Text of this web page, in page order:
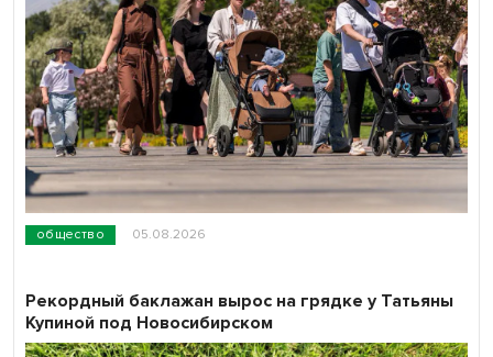
общество 05.08.2026
Рекордный баклажан вырос на грядке у Татьяны
Купиной под Новосибирском